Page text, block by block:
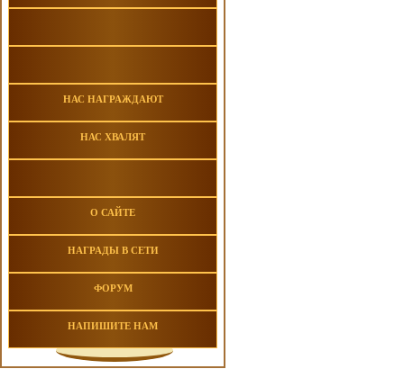
НАС НАГРАЖДАЮТ
НАС ХВАЛЯТ
О САЙТЕ
НАГРАДЫ В СЕТИ
ФОРУМ
НАПИШИТЕ НАМ